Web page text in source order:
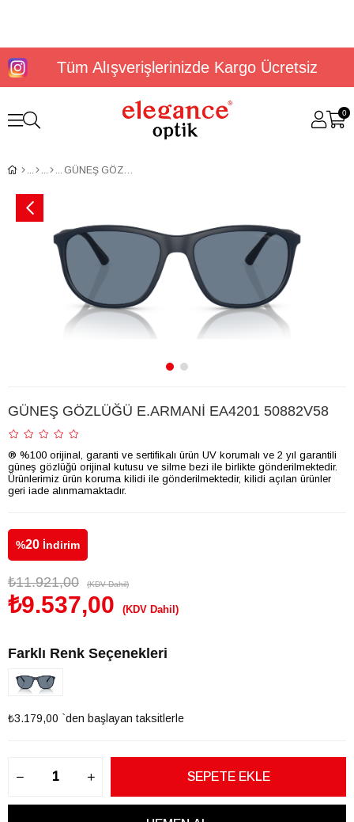
Tüm Alışverişlerinizde Kargo Ücretsiz
0
GÜNEŞ GÖZLÜĞÜ E.ARMANİ EA4201 50882V58
GÜNEŞ GÖZLÜĞÜ E.ARMANİ EA4201 50882V58
® %100 orijinal, garanti ve sertifikalı ürün UV korumalı ve 2 yıl garantili
güneş gözlüğü orijinal kutusu ve silme bezi ile birlikte gönderilmektedir.
Ürünlerimiz ürün koruma kilidi ile gönderilmektedir, kilidi açılan ürünler
geri iade alınmamaktadır.
%20 İndirim
₺11.921,00 (KDV Dahil)
₺9.537,00 (KDV Dahil)
Farklı Renk Seçenekleri
₺3.179,00 `den başlayan taksitlerle